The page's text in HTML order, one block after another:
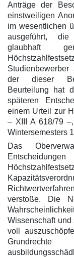
Anträge der
einstweiligen
im wesentlichen
ausgeführt,
glaubhaft
der dieser
Beurteilung hat
späteren
einem Urteil zur
– XIII A 618/79
Wintersemesters
Das
verstoße. Die
Wissenschaft
voll